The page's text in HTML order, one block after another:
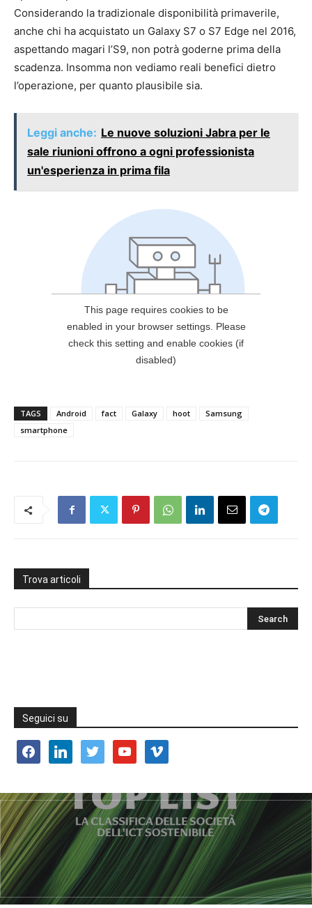
Considerando la tradizionale disponibilità primaverile,
anche chi ha acquistato un Galaxy S7 o S7 Edge nel 2016,
aspettando magari l’S9, non potrà goderne prima della
scadenza. Insomma non vediamo reali benefici dietro
l’operazione, per quanto plausibile sia.
Leggi anche: Le nuove soluzioni Jabra per le
sale riunioni offrono a ogni professionista
un'esperienza in prima fila
TAGS Android fact Galaxy hoot
Samsung
smartphone
Trova articoli
Seguici su
facebooklinkedin twitter youtube vimeo